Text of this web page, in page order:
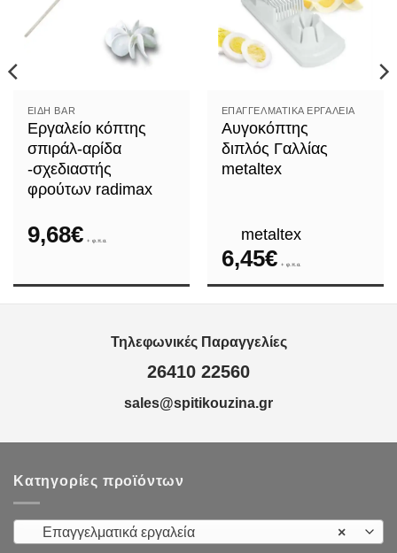
ΕΊΔΗ ΒAR
Εργαλείο κόπτης
σπιράλ-αρίδα
-σχεδιαστής
φρούτων radimax
9,68€ + φ.π.α.
ΕΠΑΓΓΕΛΜΑΤΙΚΆ ΕΡΓΑΛΕΊΑ
Αυγοκόπτης
διπλός Γαλλίας
metaltex
metaltex
6,45€ + φ.π.α.
Τηλεφωνικές Παραγγελίες
26410 22560
sales@spitikouzina.gr
Κατηγορίες προϊόντων
×
Επαγγελματικά εργαλεία